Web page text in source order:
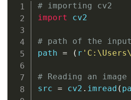
# importing cv2
import cv2
# path of the input
path = ( r
# Reading an
src = cv2 . imread (